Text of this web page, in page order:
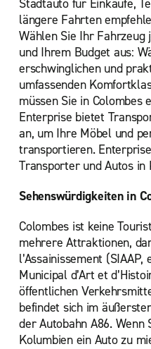
Stadtauto für Einkäufe,
längere Fahrten
Wählen Sie Ihr Fahrzeug
und Ihrem Budget aus:
erschwinglichen und
umfassenden
müssen Sie in Colombes
Enterprise bietet
an, um Ihre Möbel und
transportieren.
Transporter und Autos in
Sehenswürdigkeiten in
Colombes ist keine
mehrere Attraktionen,
l’Assainissement
Municipal d’Art et
öffentlichen
befindet sich im
der Autobahn A86. Wenn
Kolumbien ein Auto zu